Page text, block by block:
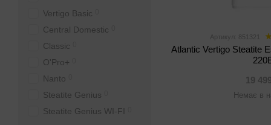
Артикул: 851321
Atlantic Vertigo Steatite
19
Немає в
Vertigo Basic
Central Domestic
Classic
O'Pro+
Nanto
Steatite Genius
Steatite Genius WI-FI